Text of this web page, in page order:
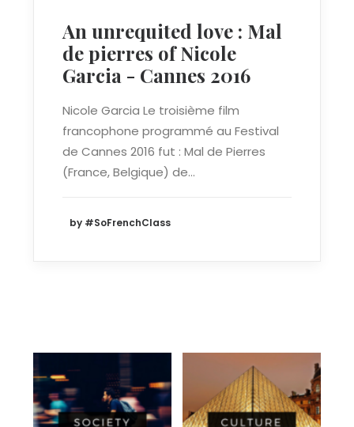
An unrequited love : Mal
de pierres of Nicole
Garcia - Cannes 2016
Nicole Garcia Le troisième film
francophone programmé au Festival
de Cannes 2016 fut : Mal de Pierres
(France, Belgique) de…
by #SoFrenchClass